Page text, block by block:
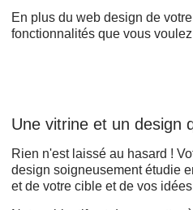
En plus du web design de
fonctionnalités que vous
Une vitrine et un design
Rien n'est laissé au hasard !
design soigneusement étudie
et de votre cible et de vos